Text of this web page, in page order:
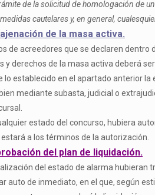
de la solicitud de homologación de
cautelares y, en general,
de la masa activa.
de acreedores que se declaren
y derechos de la masa activa deberá
lo establecido en el apartado anterior
mediante subasta, judicial o
estado del concurso, hubiera
a los términos de la autorización.
del plan de liquidación.
del estado de alarma hubieran
auto de inmediato, en el que, según